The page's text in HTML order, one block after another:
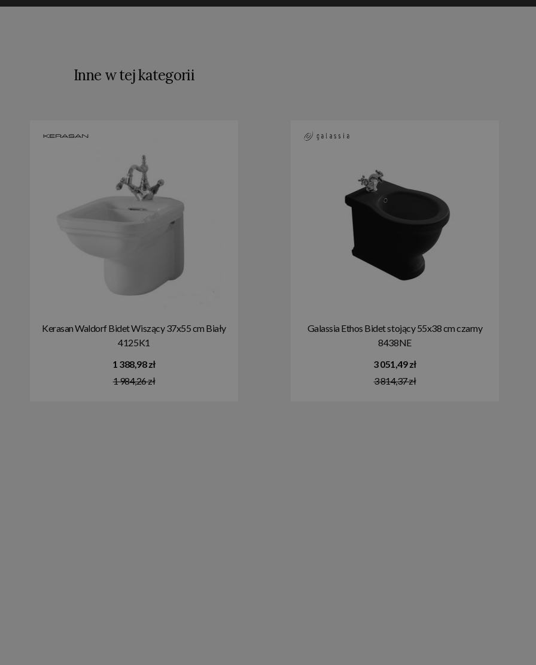
Inne w tej kategorii
Kerasan Waldorf Bidet Wiszący 37x55 cm Biały
4125K1
1 388,98 zł
1 984,26 zł
Galassia Ethos Bidet stojący 55x38 cm czarny
8438NE
3 051,49 zł
3 814,37 zł